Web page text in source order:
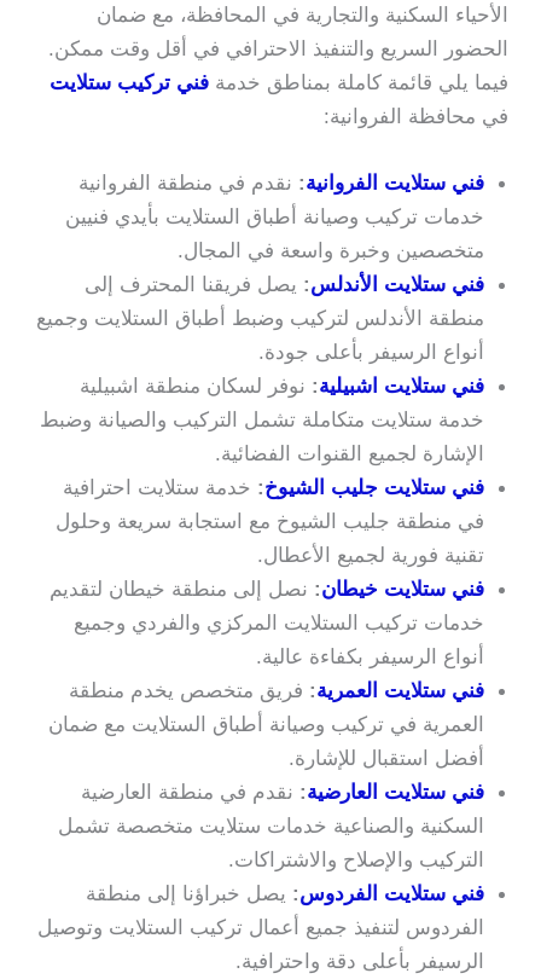
الأحياء السكنية والتجارية في المحافظة، مع ضمان
الحضور السريع والتنفيذ الاحترافي في أقل وقت ممكن.
فيما يلي قائمة كاملة بمناطق خدمة فني تركيب ستلايت
في محافظة الفروانية:
فني ستلايت الفروانية: نقدم في منطقة الفروانية
خدمات تركيب وصيانة أطباق الستلايت بأيدي فنيين
متخصصين وخبرة واسعة في المجال.
فني ستلايت الأندلس: يصل فريقنا المحترف إلى
منطقة الأندلس لتركيب وضبط أطباق الستلايت وجميع
أنواع الرسيفر بأعلى جودة.
فني ستلايت اشبيلية: نوفر لسكان منطقة اشبيلية
خدمة ستلايت متكاملة تشمل التركيب والصيانة وضبط
الإشارة لجميع القنوات الفضائية.
فني ستلايت جليب الشيوخ: خدمة ستلايت احترافية
في منطقة جليب الشيوخ مع استجابة سريعة وحلول
تقنية فورية لجميع الأعطال.
فني ستلايت خيطان: نصل إلى منطقة خيطان لتقديم
خدمات تركيب الستلايت المركزي والفردي وجميع
أنواع الرسيفر بكفاءة عالية.
فني ستلايت العمرية: فريق متخصص يخدم منطقة
العمرية في تركيب وصيانة أطباق الستلايت مع ضمان
أفضل استقبال للإشارة.
فني ستلايت العارضية: نقدم في منطقة العارضية
السكنية والصناعية خدمات ستلايت متخصصة تشمل
التركيب والإصلاح والاشتراكات.
فني ستلايت الفردوس: يصل خبراؤنا إلى منطقة
الفردوس لتنفيذ جميع أعمال تركيب الستلايت وتوصيل
الرسيفر بأعلى دقة واحترافية.